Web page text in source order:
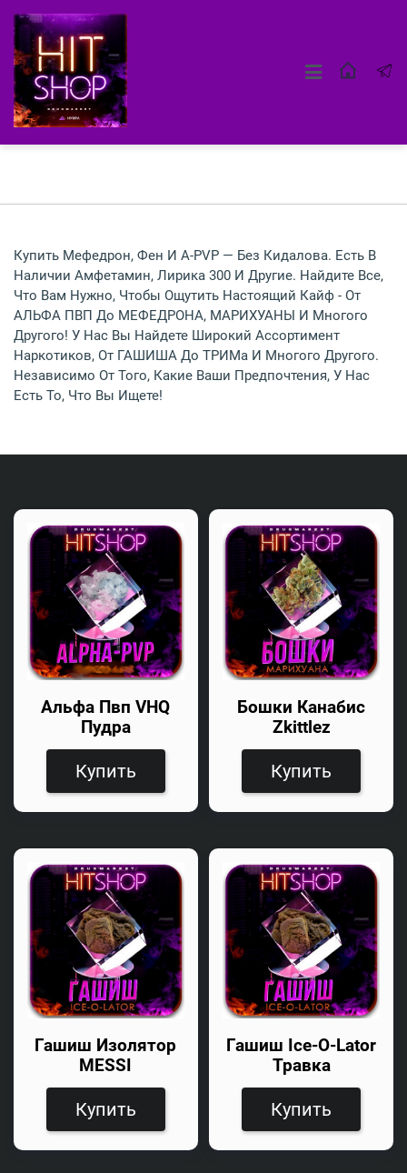
Купить Мефедрон, Фен И A-PVP — Без Кидалова. Есть В
Наличии Амфетамин, Лирика 300 И Другие. Найдите Все,
Что Вам Нужно, Чтобы Ощутить Настоящий Кайф - От
АЛЬФА ПВП До МЕФЕДРОНА, МАРИХУАНЫ И Многого
Другого! У Нас Вы Найдете Широкий Ассортимент
Наркотиков, От ГАШИША До ТРИМа И Многого Другого.
Независимо От Того, Какие Ваши Предпочтения, У Нас
Есть То, Что Вы Ищете!
Альфа Пвп VHQ
Пудра
Купить
Бошки Канабис
Zkittlez
Купить
Гашиш Изолятор
MESSI
Купить
Гашиш Ice-O-Lator
Травка
Купить